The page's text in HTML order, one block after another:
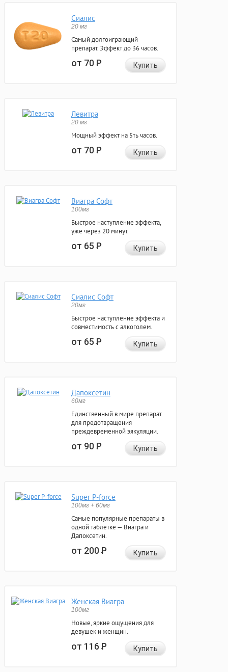
Сиалис
20 мг
Самый долгоиграющий
препарат. Эффект до 36 часов.
от 70Р Купить
Левитра
20 мг
Мощный эффект на 5ть часов.
от 70Р Купить
Виагра Софт
100мг
Быстрое наступление эффекта,
уже через 20 минут.
от 65Р Купить
Сиалис Софт
20мг
Быстрое наступление эффекта и
совместимость с алкоголем.
от 65Р Купить
Дапоксетин
60мг
Единственный в мире препарат
для предотвращения
преждевременной эякуляции.
от 90Р Купить
Super P-force
100мг + 60мг
Самые популярные препараты в
одной таблетке — Виагра и
Дапоксетин.
от 200Р Купить
Женская Виагра
100мг
Новые, яркие ощущения для
девушек и женщин.
от 116Р Купить